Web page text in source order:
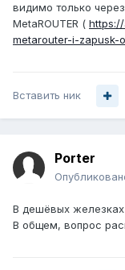
видимо только через
MetaROUTER (
metarouter-i-zapusk-
Вставить ник
Porter
В дешёвых железках
В общем, вопрос